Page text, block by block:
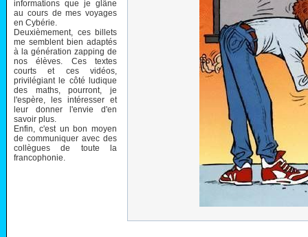
informations que je glâne
au cours de mes voyages
en Cybérie.
Deuxièmement, ces billets
me semblent bien adaptés
à la génération zapping de
nos élèves. Ces textes
courts et ces vidéos,
privilégiant le côté ludique
des maths, pourront, je
l'espère, les intéresser et
leur donner l'envie d'en
savoir plus.
Enfin, c'est un bon moyen
de communiquer avec des
collègues de toute la
francophonie.